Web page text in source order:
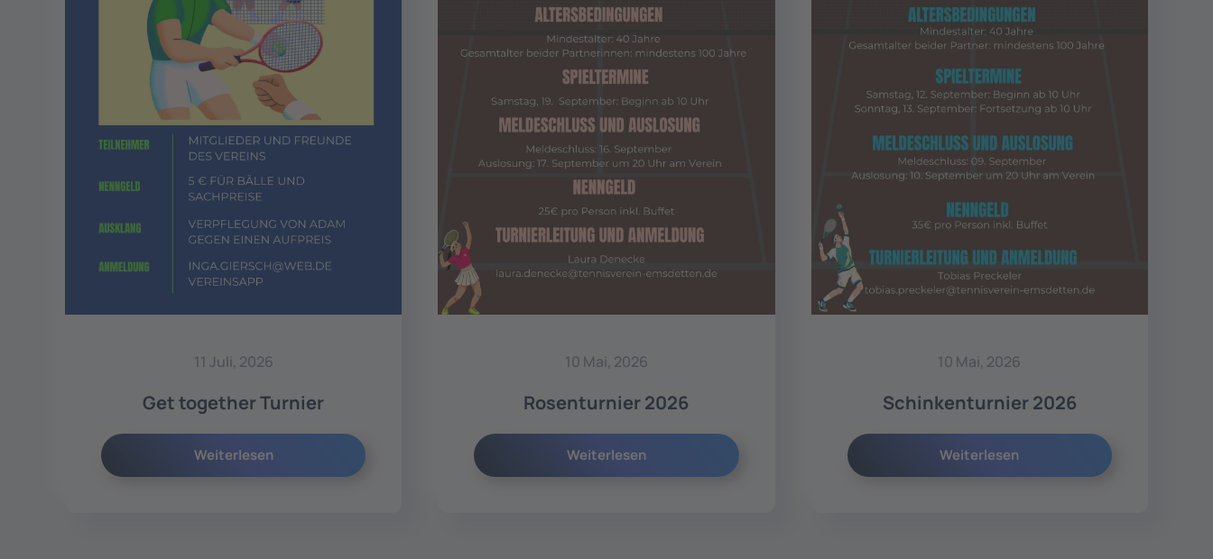
11 Juli, 2026
Get together Turnier
Weiterlesen
10 Mai, 2026
Rosenturnier 2026
Weiterlesen
10 Mai, 2026
Schinkenturnier 2026
Weiterlesen